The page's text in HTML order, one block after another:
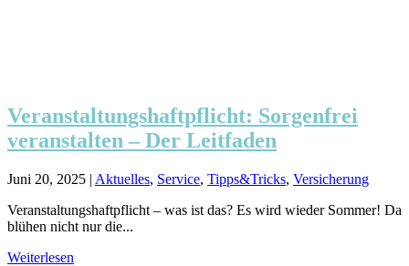
Veranstaltungshaftpflicht: Sorgenfrei
veranstalten – Der Leitfaden
Juni 20, 2025 | Aktuelles, Service, Tipps&Tricks, Versicherung
Veranstaltungshaftpflicht – was ist das? Es wird wieder Sommer! Da
blühen nicht nur die...
Weiterlesen